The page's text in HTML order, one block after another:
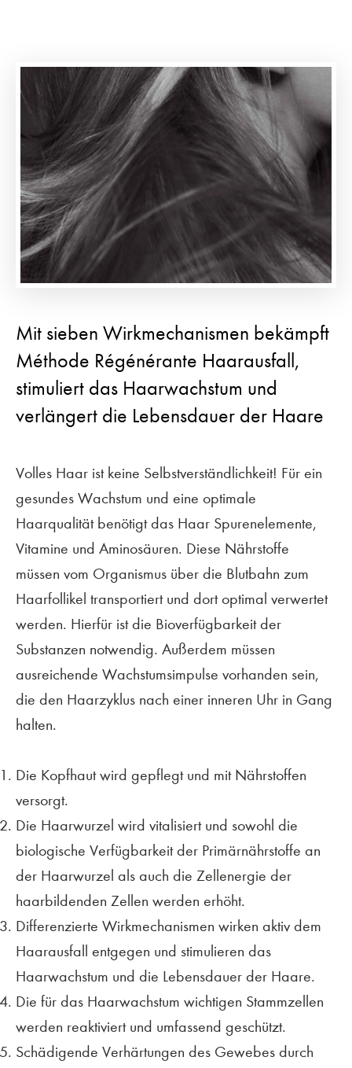
Mit sieben Wirkmechanismen bekämpft
Méthode Régénérante Haarausfall,
stimuliert das Haarwachstum und
verlängert die Lebensdauer der Haare
Volles Haar ist keine Selbstverständlichkeit! Für ein
gesundes Wachstum und eine optimale
Haarqualität benötigt das Haar Spurenelemente,
Vitamine und Aminosäuren. Diese Nährstoffe
müssen vom Organismus über die Blutbahn zum
Haarfollikel transportiert und dort optimal verwertet
werden. Hierfür ist die Bioverfügbarkeit der
Substanzen notwendig. Außerdem müssen
ausreichende Wachstumsimpulse vorhanden sein,
die den Haarzyklus nach einer inneren Uhr in Gang
halten.
Die Kopfhaut wird gepflegt und mit Nährstoffen
versorgt.
Die Haarwurzel wird vitalisiert und sowohl die
biologische Verfügbarkeit der Primärnährstoffe an
der Haarwurzel als auch die Zellenergie der
haarbildenden Zellen werden erhöht.
Differenzierte Wirkmechanismen wirken aktiv dem
Haarausfall entgegen und stimulieren das
Haarwachstum und die Lebensdauer der Haare.
Die für das Haarwachstum wichtigen Stammzellen
werden reaktiviert und umfassend geschützt.
Schädigende Verhärtungen des Gewebes durch